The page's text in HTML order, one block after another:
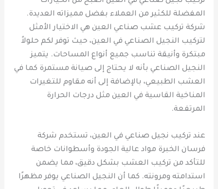
المفضلة للكثير من العملاء بفضل مميزاته العديدة.
شركة تركيب عشب صناعي العين هي الاختيار الأمثل
لتركيب النجيل الصناعي في العين، حيث توفر لكم حلولاً
مبتكرة وأنيقة تناسب جميع أنواع المساحات. يتميز
النجيل الصناعي بأنه لا يحتاج إلى صيانة مستمرة كما في
العشب الطبيعي، بالإضافة إلى أنه مقاوم للتغيرات
المناخية القاسية في العين مثل درجات الحرارة
المرتفعة.
عند تركيب نجيل صناعي في العين، تستخدم شركة
فرسان الخبرة مواد عالية الجودة وأسطوانات خاصة
للتأكد من تركيب العشب بشكل دقيق، مما يضمن
استدامته ومرونته. كما أن النجيل الصناعي يوفر مظهرًا